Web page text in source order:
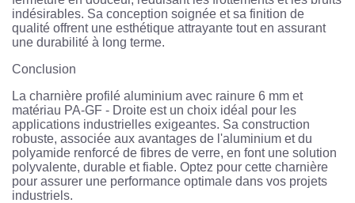
indésirables. Sa conception soignée et sa finition de
qualité offrent une esthétique attrayante tout en assurant
une durabilité à long terme.
Conclusion
La charnière profilé aluminium avec rainure 6 mm et
matériau PA-GF - Droite est un choix idéal pour les
applications industrielles exigeantes. Sa construction
robuste, associée aux avantages de l'aluminium et du
polyamide renforcé de fibres de verre, en font une solution
polyvalente, durable et fiable. Optez pour cette charnière
pour assurer une performance optimale dans vos projets
industriels.